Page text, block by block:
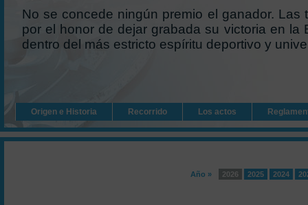
No se concede ningún premio el ganador. Las
por el honor de dejar grabada su victoria en la
dentro del más estricto espíritu deportivo y
Origen e Historia Recorrido Los actos
2026 2025 2024
Año »